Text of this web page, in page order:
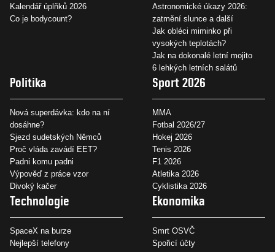
Kalendář úplňků 2026
Co je bodycount?
Astronomické úkazy 2026:
zatmění slunce a další
Jak obléci miminko při
vysokých teplotách?
Jak na dokonalé letní mojito
6 lehkých letních salátů
Politika
Nová superdávka: kdo na ní
dosáhne?
Sjezd sudetských Němců
Proč vláda zavádí EET?
Padni komu padni
Výpověď z práce vzor
Divoký kačer
Sport 2026
MMA
Fotbal 2026/27
Hokej 2026
Tenis 2026
F1 2026
Atletika 2026
Cyklistika 2026
Technologie
SpaceX na burze
Nejlepší telefony
Ekonomika
Smrt OSVČ
Spořicí účty